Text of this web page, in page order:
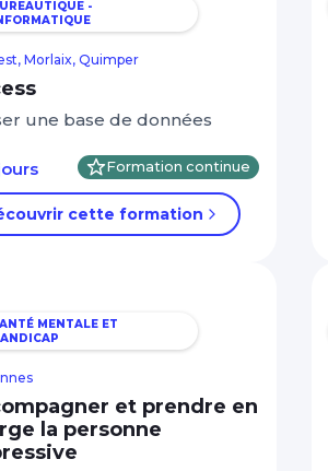
-
Morlaix, Quimper
une base de données
Formation continue
cette formation
MENTALE ET
et prendre en
la personne